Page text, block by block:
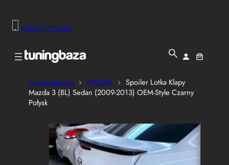
+48574397555
Strona główna MAZDA
Spoiler Lotka Klapy
Mazda 3 (BL) Sedan (2009-2013) OEM-Style Czarny
Połysk